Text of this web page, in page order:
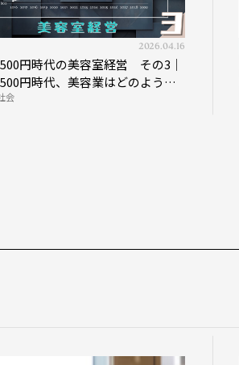
2026.04.16
円時代の美容室経営 その3｜
円時代、美容業はどのような
けるのか？
会